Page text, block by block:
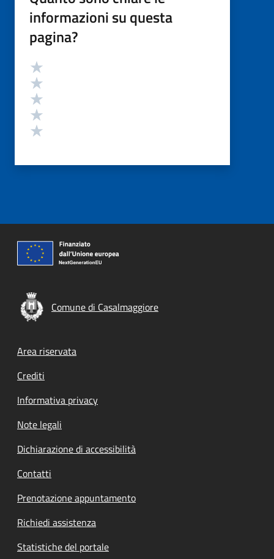
informazioni su questa
pagina?
Valutazione
Comune di Casalmaggiore
Footer menu
Area riservata
Crediti
Informativa privacy
Note legali
Dichiarazione di accessibilità
Contatti
Prenotazione appuntamento
Richiedi assistenza
Statistiche del portale